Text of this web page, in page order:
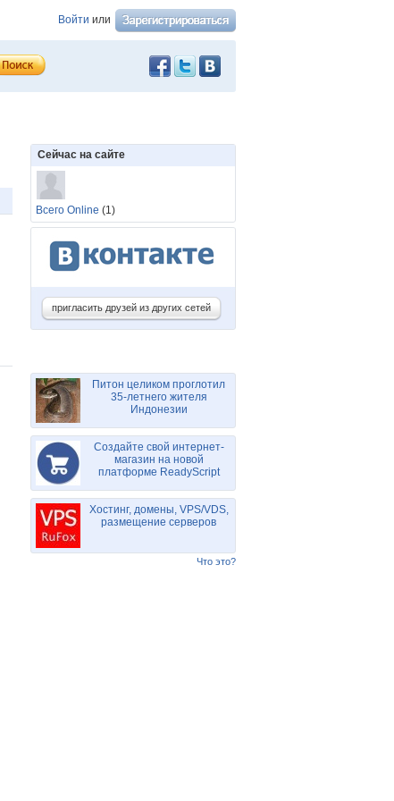
Войти или
Сейчас на сайте
Всего Online (1)
пригласить друзей из других сетей
Питон целиком проглотил
35-летнего жителя
Индонезии
Создайте свой интернет-
магазин на новой
платформе ReadyScript
Хостинг, домены, VPS/VDS,
размещение серверов
Что это?